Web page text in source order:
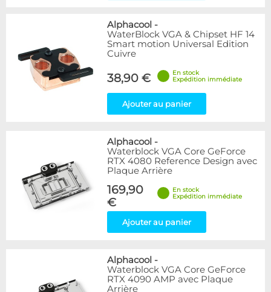
Alphacool -
WaterBlock VGA & Chipset HF 14
Smart motion Universal Edition
Cuivre
38,90 €
En stock
Expédition immédiate
Ajouter au panier
Alphacool -
Waterblock VGA Core GeForce
RTX 4080 Reference Design avec
Plaque Arrière
169,90
€
En stock
Expédition immédiate
Ajouter au panier
Alphacool -
Waterblock VGA Core GeForce
RTX 4090 AMP avec Plaque
Arrière